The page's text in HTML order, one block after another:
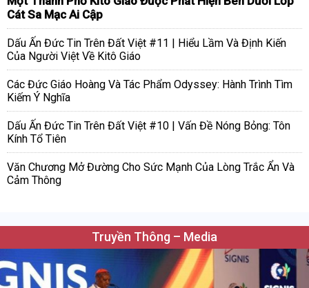
Cát Sa Mạc Ai Cập
Dấu Ấn Đức Tin Trên Đất Việt #11 | Hiểu Lầm Và Định Kiến
Của Người Việt Về Kitô Giáo
Các Đức Giáo Hoàng Và Tác Phẩm Odyssey: Hành Trình Tìm
Kiếm Ý Nghĩa
Dấu Ấn Đức Tin Trên Đất Việt #10 | Vấn Đề Nóng Bỏng: Tôn
Kính Tổ Tiên
Văn Chương Mở Đường Cho Sức Mạnh Của Lòng Trắc Ẩn Và
Cảm Thông
Truyền Thông – Media